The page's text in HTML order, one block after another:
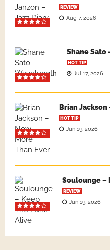
REVIEW
Aug 7, 2026
Shane Sato
HOT TIP
Jul 17, 2026
Brian Jackson
HOT TIP
Jun 19, 2026
Soulounge –
REVIEW
Jun 19, 2026